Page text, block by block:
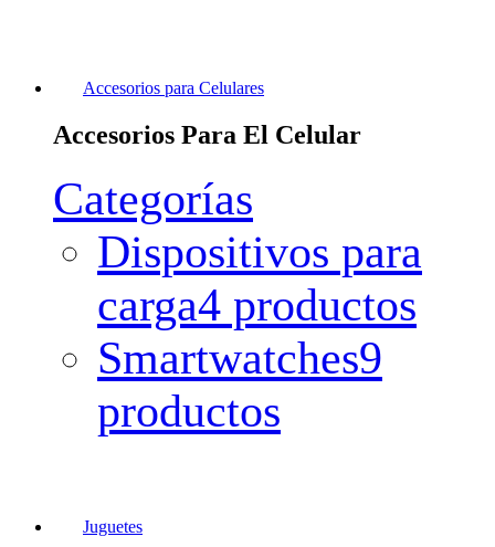
Accesorios para Celulares
Accesorios Para El Celular
Categorías
Dispositivos para
carga4 productos
Smartwatches9
productos
Juguetes